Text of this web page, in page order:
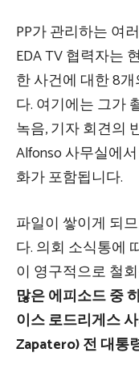
PP가 관리하는 여
EDA TV 협력자는
한 사건에 대한 8
다. 여기에는 그가
녹음, 기자 회견의
Alfonso 사무실에
화가 포함됩니다.
파일이 쌓이게 되
다. 의회 소식통에
이 영구적으로 철
많은 에피소드 중
이스 로드리게스
Zapatero) 전 대통